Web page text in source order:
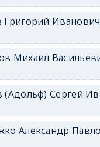
Григорий Иванович
Михаил
(Адольф) Сергей
Александр